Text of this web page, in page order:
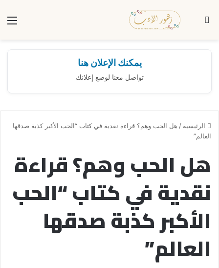
بحث عن
يمكنك الإعلان هنا
تواصل معنا لوضع إعلانك
الرئيسية / هل الحب وهم؟ قراءة نقدية في كتاب “الحب الأكبر كذبة صدقها
العالم”
هل الحب وهم؟ قراءة
نقدية في كتاب “الحب
الأكبر كذبة صدقها
العالم”